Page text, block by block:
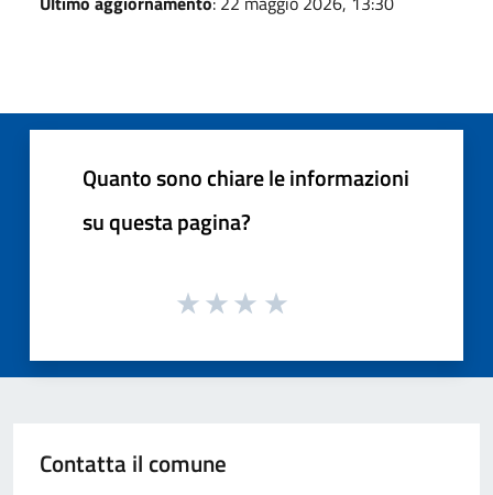
Quanto sono chiare le informazioni
su questa pagina?
Contatta il comune